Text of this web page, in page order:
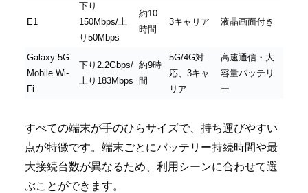
E1
下り
150Mbps/上
り50Mbps
約10
時間
3キャリア 液晶画面付き
Galaxy 5G
Mobile Wi-
Fi
下り2.2Gbps/
上り183Mbps
約9時
間
5G/4G対
応、3キャ
リア
高速通信・大
容量バッテリ
ー
すべての端末が手のひらサイズで、持ち運びやすい
点が特徴です。端末ごとにバッテリー持続時間や最
大接続台数が異なるため、利用シーンに合わせて選
ぶことができます。